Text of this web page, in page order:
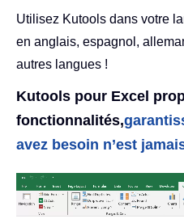
Utilisez Kutools dans votre
en anglais, espagnol,
autres langues !
Kutools pour Excel
fonctionnalités,
avez besoin n’est